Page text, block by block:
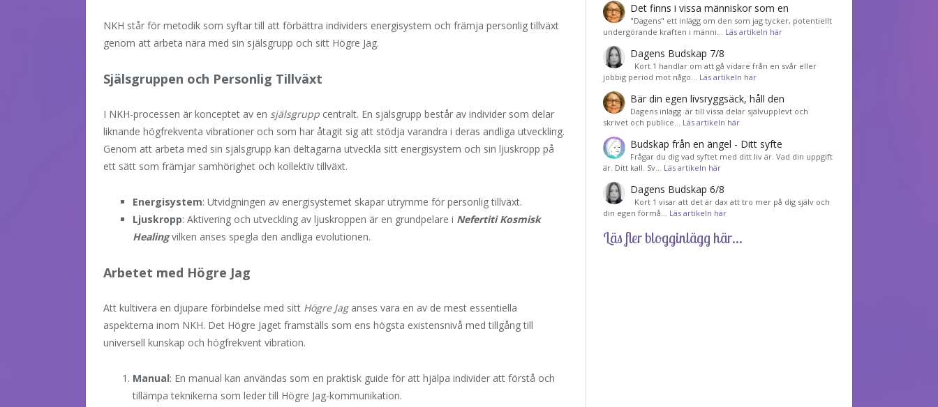
NKH står för metodik som syftar till att förbättra individers energisystem och främja personlig tillväxt
genom att arbeta nära med sin själsgrupp och sitt Högre Jag.
Själsgruppen och Personlig Tillväxt
I NKH-processen är konceptet av en själsgrupp centralt. En själsgrupp består av individer som delar
liknande högfrekventa vibrationer och som har åtagit sig att stödja varandra i deras andliga utveckling.
Genom att arbeta med sin själsgrupp kan deltagarna utveckla sitt energisystem och sin ljuskropp på
ett sätt som främjar samhörighet och kollektiv tillväxt.
Energisystem: Utvidgningen av energisystemet skapar utrymme för personlig tillväxt.
Ljuskropp: Aktivering och utveckling av ljuskroppen är en grundpelare i Nefertiti Kosmisk
Healingvilken anses spegla den andliga evolutionen.
Arbetet med Högre Jag
Att kultivera en djupare förbindelse med sitt Högre Jaganses vara en av de mest essentiella
aspekterna inom NKH. Det Högre Jaget framställs som ens högsta existensnivå med tillgång till
universell kunskap och högfrekvent vibration.
Manual: En manual kan användas som en praktisk guide för att hjälpa individer att förstå och
tillämpa teknikerna som leder till Högre Jag-kommunikation.
Det finns i vissa människor som en
"Dagens" ett inlägg om den som jag tycker, potentiellt
undergörande kraften i männi… Läs artikeln här
Dagens Budskap 7/8
Kort 1 handlar om att gå vidare från en svår eller
jobbig period mot någo… Läs artikeln här
Bär din egen livsryggsäck, håll den
Dagens inlägg är till vissa delar självupplevt och
skrivet och publice… Läs artikeln här
Budskap från en ängel - Ditt syfte
Frågar du dig vad syftet med ditt liv är. Vad din uppgift
är. Ditt kall. Sv… Läs artikeln här
Dagens Budskap 6/8
Kort 1 visar att det är dax att tro mer på dig själv och
din egen förmå… Läs artikeln här
Läs fler blogginlägg här...